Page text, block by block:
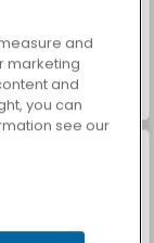
Let's Fish!
and
marketing
and
you can
see our